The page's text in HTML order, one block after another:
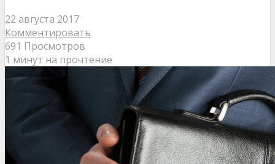
22 августа 2017
Комментировать
691 Просмотров
1 минут на прочтение